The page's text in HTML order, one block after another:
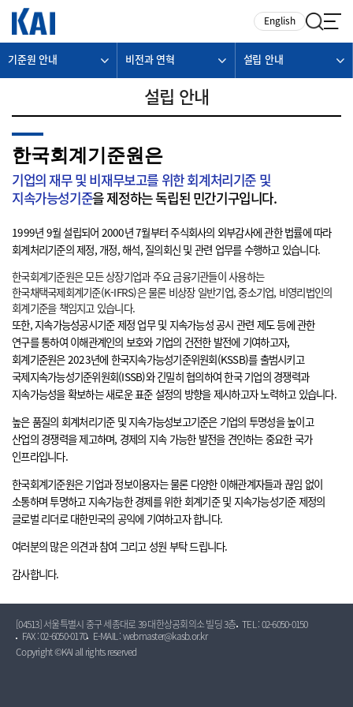
English
기준원 안내 비전과 연혁 설립 안내
설립 안내
한국회계기준원은
기업의 재무 및 비재무보고를 위한 회계처리기준 및
지속가능성기준을 제정하는 독립된 민간기구입니다.
1999년 9월 설립되어 2000년 7월부터 주식회사의 외부감사에 관한 법률에 따라
회계처리기준의 제정, 개정, 해석, 질의회신 및 관련 업무를 수행하고 있습니다.
한국회계기준원은 모든 상장기업과 주요 금융기관들이 사용하는
한국채택국제회계기준(K-IFRS)은 물론 비상장 일반기업, 중소기업, 비영리법인의
회계기준을 책임지고 있습니다.
또한, 지속가능성공시기준 제정 업무 및 지속가능성 공시 관련 제도 등에 관한
연구를 통하여 이해관계인의 보호와 기업의 건전한 발전에 기여하고자,
회계기준원은 2023년에 한국지속가능성기준위원회(KSSB)를 출범시키고
국제지속가능성기준위원회(ISSB)와 긴밀히 협의하여 한국 기업의 경쟁력과
지속가능성을 확보하는 새로운 표준 설정의 방향을 제시하고자 노력하고 있습니다.
높은 품질의 회계처리기준 및 지속가능성보고기준은 기업의 투명성을 높이고
산업의 경쟁력을 제고하며, 경제의 지속 가능한 발전을 견인하는 중요한 국가
인프라입니다.
한국회계기준원은 기업과 정보이용자는 물론 다양한 이해관계자들과 끊임 없이
소통하며 투명하고 지속가능한 경제를 위한 회계기준 및 지속가능성기준 제정의
글로벌 리더로 대한민국의 공익에 기여하고자 합니다.
여러분의 많은 의견과 참여 그리고 성원 부탁 드립니다.
감사합니다.
[04513] 서울특별시 중구 세종대로 39 대한상공회의소 빌딩 3층 TEL : 02-6050-0150
FAX : 02-6050-0170
E-MAIL : webmaster@kasb.or.kr
Copyright ©KAI all rights reserved